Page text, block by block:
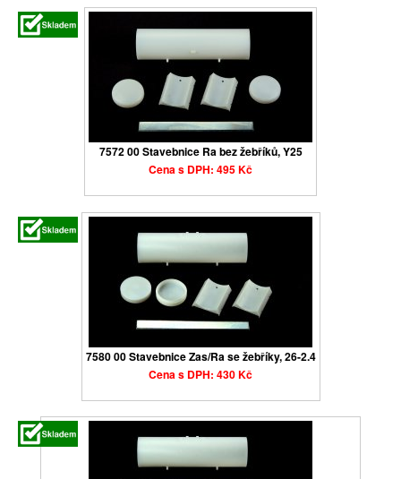
7572 00 Stavebnice Ra bez žebříků, Y25
Cena s DPH: 495 Kč
7580 00 Stavebnice Zas/Ra se žebříky, 26-2.4
Cena s DPH: 430 Kč